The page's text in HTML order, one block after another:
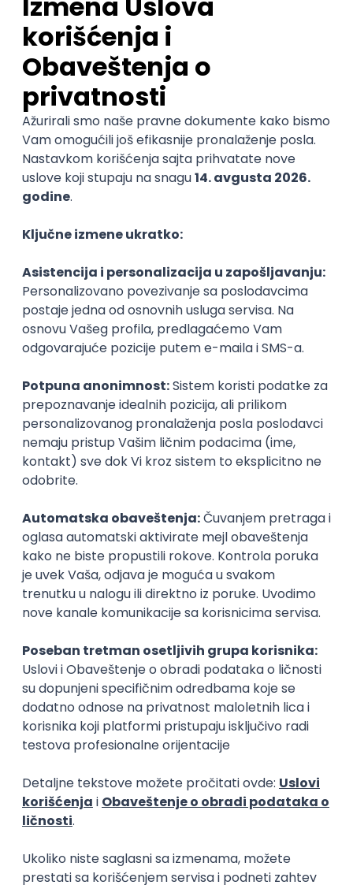
Trenutno nema oglasa po traženim kriterijumima
pretrage.
Pogledaj slične oglase ili izmeni kriterijume pretrage
OGLASI PO KRITERIJUMU Maven
Senior Full Stack Developer (Java,
Angular)
Miratech
Remote
29.08.2026.
Spring
RDBMS
Microservices Kafka
Senior Java Developer
Miratech
Remote
22.08.2026.
Spring SOAP Java Maven Hibernate
Docker
Microservices
Kafka Kubernetes Senior
Senior Java Developer
Miratech
Remote
17.08.2026.
Docker
PostgreSQL Jira DevOps REST
ActiveMQ
Kafka Kubernetes Senior
transparentnost domaćeg IT tržišta rada i